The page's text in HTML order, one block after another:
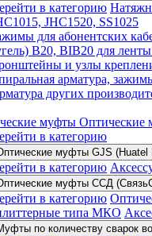
в категорию
JHC1520, SS1025
для абонентских
B20, BIB20 для
и узлы
арматура,
других
Оптические
в категорию
муфты GJS (Huatel
в категорию
муфты ССД
в категорию
типа МКО
по количеству сварок